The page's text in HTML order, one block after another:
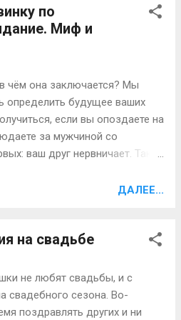
Каждая женщина
в каждой есть свое
свой шарм, своя изюминка.
ней есть все то, чего нет у
волосы, развевающиеся на
походка от бедра,
резцом талантливого
переливчатый смех,
ее создала природа. Мужчина
не реагировать на стол...
по
Миф и
чём она заключается? Мы
определить будущее ваших
если вы опоздаете на
за мужчиной со
ваш друг нервничает. Такие
них основное завоевать
отцы. Тем не менее, они
ожидании почитывает книгу
терпеливый и спокойный. Он
любой непредсказуемой и
ДАЛЕЕ...
на свадьбе
не любят свадьбы, и с
сезона. Во-
поздравлять других и ни